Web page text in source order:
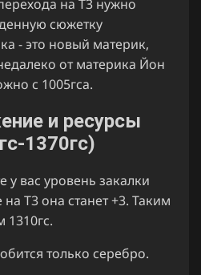
на Т3 нужно
сюжетку
- это новый материк,
от материка Йон
с 1005гса.
и ресурсы
1370гс)
у вас уровень закалки
Т3 она станет +3. Таким
только серебро.